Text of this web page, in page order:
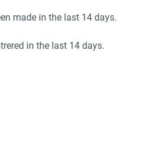
made in the last 14 days.
in the last 14 days.